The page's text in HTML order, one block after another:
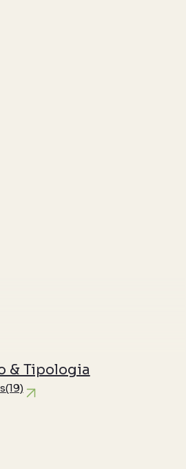
& Tipologia
(19)